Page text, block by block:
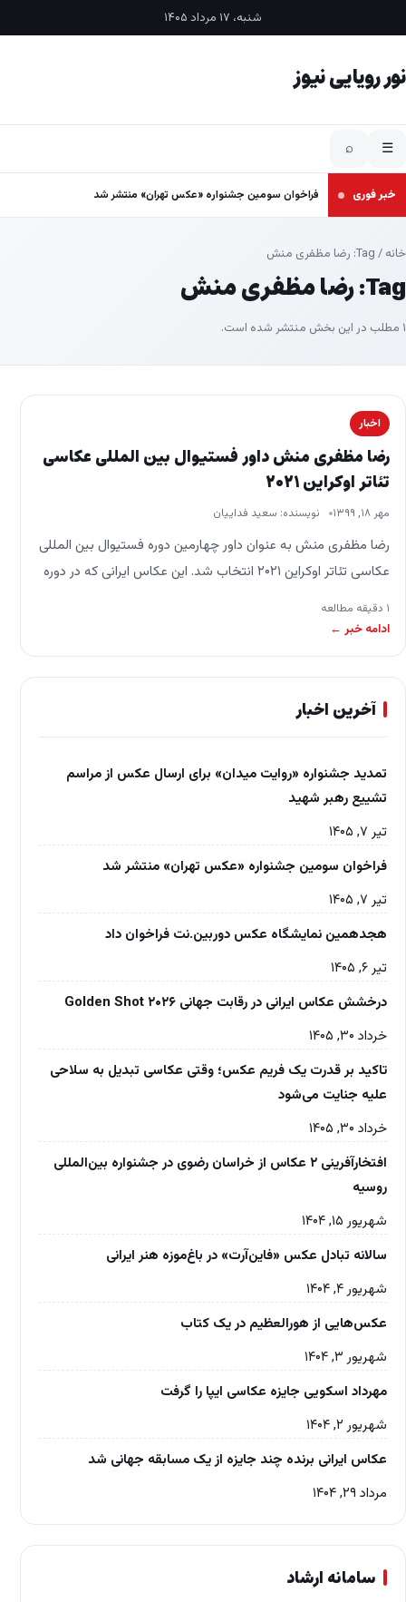
شنبه، ۱۷ مرداد ۱۴۰۵
نور رویایی نیوز
☰
⌕
خبر فوری فراخوان سومین جشنواره «عکس تهران» منتشر شد
خانه / Tag: رضا مظفری منش
Tag: رضا مظفری منش
۱ مطلب در این بخش منتشر شده است.
اخبار
رضا مظفری منش داور فستیوال بین المللی عکاسی
تئاتر اوکراین ۲۰۲۱
مهر ۱۸, ۱۳۹۹ نویسنده: سعید فداییان
رضا مظفری منش به عنوان داور چهارمین دوره فستیوال بین المللی
عکاسی تئاتر اوکراین ۲۰۲۱ انتخاب شد. این عکاس ایرانی که در دوره
قبل به… ۱ دقیقه مطالعه
ادامه خبر ←
آخرین اخبار
تمدید جشنواره «روایت میدان» برای ارسال عکس از مراسم
تشییع رهبر شهید
تیر ۷, ۱۴۰۵
فراخوان سومین جشنواره «عکس تهران» منتشر شد
تیر ۷, ۱۴۰۵
هجدهمین نمایشگاه عکس دوربین.نت فراخوان داد
تیر ۶, ۱۴۰۵
درخشش عکاس ایرانی در رقابت جهانی Golden Shot ۲۰۲۶
خرداد ۳۰, ۱۴۰۵
تاکید بر قدرت یک فریم عکس؛ وقتی عکاسی تبدیل به سلاحی
علیه جنایت می‌شود
خرداد ۳۰, ۱۴۰۵
افتخارآفرینی ۲ عکاس از خراسان رضوی در جشنواره بین‌المللی
روسیه
شهریور ۱۵, ۱۴۰۴
سالانه تبادل عکس «فاین‌آرت» در باغ‌موزه‌ هنر ایرانی
شهریور ۴, ۱۴۰۴
عکس‌هایی از هورالعظیم در یک کتاب
شهریور ۳, ۱۴۰۴
مهرداد اسکویی جایزه عکاسی ایپا را گرفت
شهریور ۲, ۱۴۰۴
عکاس ایرانی برنده چند جایزه از یک مسابقه جهانی شد
مرداد ۲۹, ۱۴۰۴
سامانه ارشاد